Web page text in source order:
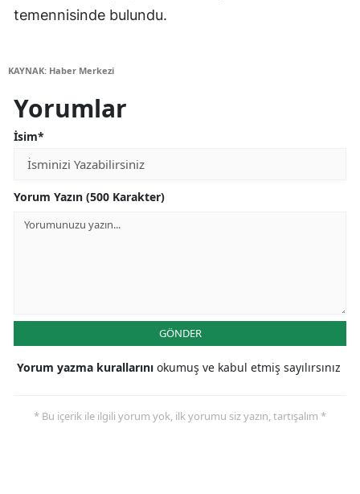
temennisinde bulundu.
KAYNAK: Haber Merkezi
Yorumlar
İsim*
Yorum Yazın (500 Karakter)
GÖNDER
Yorum yazma kurallarını okumuş ve kabul etmiş sayılırsınız
* Bu içerik ile ilgili yorum yok, ilk yorumu siz yazın, tartışalım *